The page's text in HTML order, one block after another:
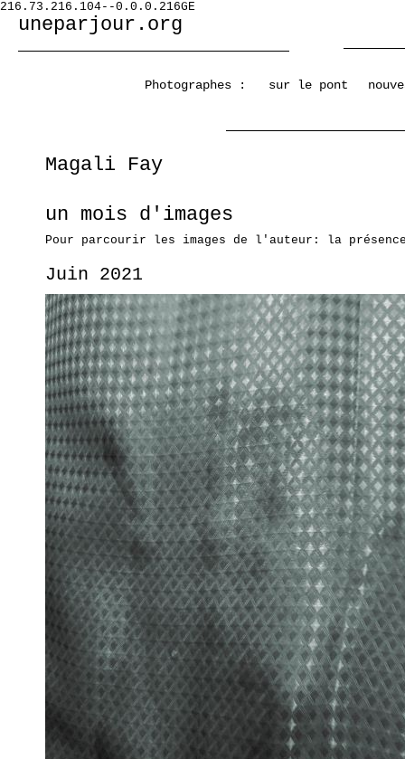
216.73.216.104--0.0.0.216GE
uneparjour.org
Photographes : sur le pont
Magali Fay
un mois d'images
Pour parcourir les images de l'auteur: la
Juin 2021